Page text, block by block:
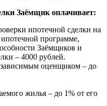
Заёмщик оплачивает:
ипотечной сделки на
программе,
Заёмщиков и
– 4000 рублей.
оценщиком – до
жилья – до 1% от его